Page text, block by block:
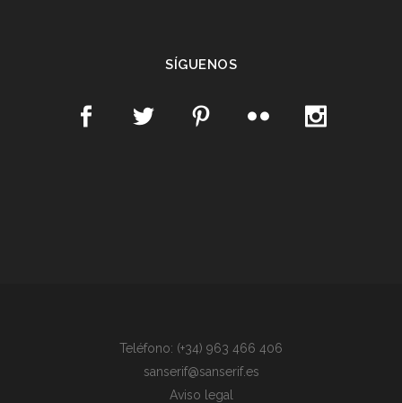
SÍGUENOS
Teléfono: (+34) 963 466 406
sanserif@sanserif.es
Aviso legal